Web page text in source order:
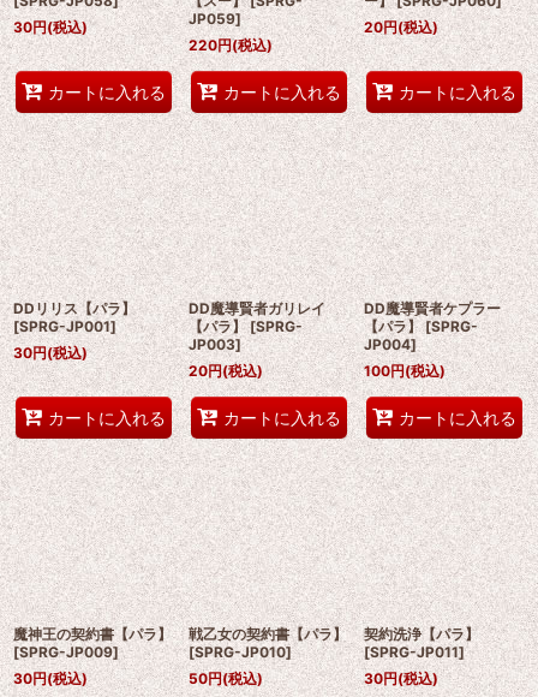
30円(税込)
カートに入れる
JP059]
220円(税込)
カートに入れる
20円(税込)
カートに入れる
DDリリス【パラ】
[SPRG-JP001]
30円(税込)
カートに入れる
DD魔導賢者ガリレイ
【パラ】 [SPRG-
JP003]
20円(税込)
カートに入れる
DD魔導賢者ケプラー
【パラ】 [SPRG-
JP004]
100円(税込)
カートに入れる
魔神王の契約書【パラ】
[SPRG-JP009]
30円(税込)
戦乙女の契約書【パラ】
[SPRG-JP010]
50円(税込)
契約洗浄【パラ】
[SPRG-JP011]
30円(税込)